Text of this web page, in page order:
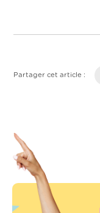
Partager cet article :